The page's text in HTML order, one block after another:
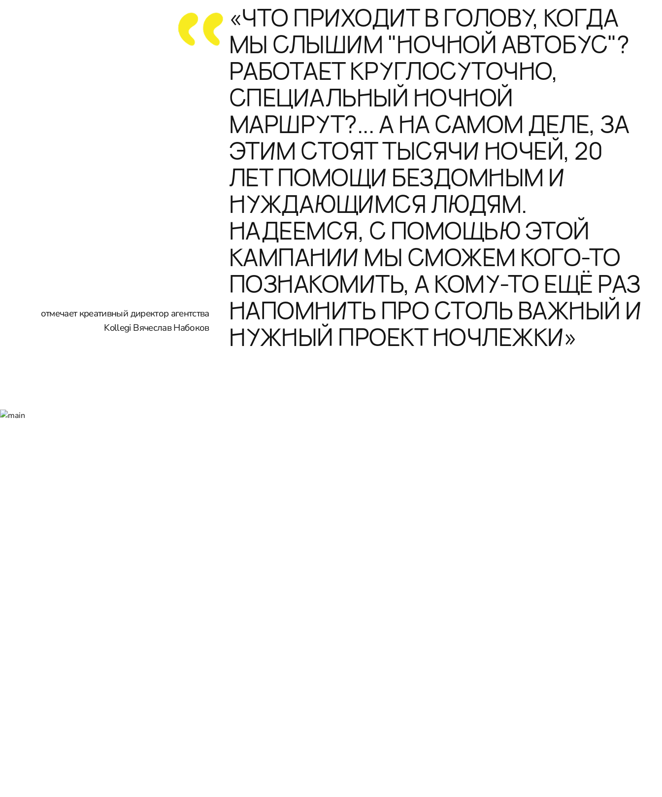
отмечает креативный директор агентства
Kollegi Вячеслав Набоков
«ЧТО ПРИХОДИТ В ГОЛОВУ, КОГДА
МЫ СЛЫШИМ "НОЧНОЙ АВТОБУС"?
РАБОТАЕТ КРУГЛОСУТОЧНО,
СПЕЦИАЛЬНЫЙ НОЧНОЙ
МАРШРУТ?... А НА САМОМ ДЕЛЕ, ЗА
ЭТИМ СТОЯТ ТЫСЯЧИ НОЧЕЙ, 20
ЛЕТ ПОМОЩИ БЕЗДОМНЫМ И
НУЖДАЮЩИМСЯ ЛЮДЯМ.
НАДЕЕМСЯ, С ПОМОЩЬЮ ЭТОЙ
КАМПАНИИ МЫ СМОЖЕМ КОГО-ТО
ПОЗНАКОМИТЬ, А КОМУ-ТО ЕЩЁ РАЗ
НАПОМНИТЬ ПРО СТОЛЬ ВАЖНЫЙ И
НУЖНЫЙ ПРОЕКТ НОЧЛЕЖКИ»